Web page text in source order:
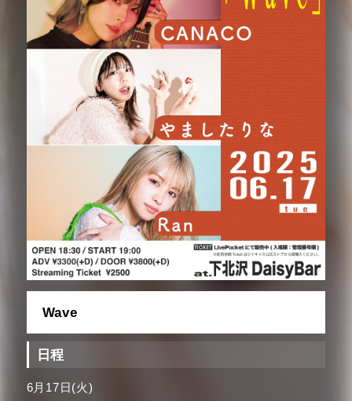
Wave
日程
6月17日(火)